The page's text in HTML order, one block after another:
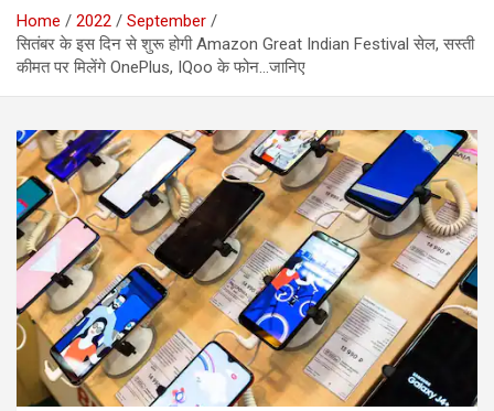
Home 2022
September
सितंबर के इस दिन से शुरू होगी Amazon Great Indian Festival सेल, सस्ती
कीमत पर मिलेंगे OnePlus, IQoo के फोन…जानिए